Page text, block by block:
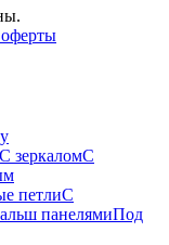
С зеркаломС
петлиС
панелямиПод